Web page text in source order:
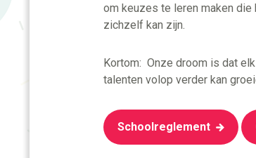
om keuzes te leren maken die
zichzelf kan zijn.
Kortom: Onze droom is dat
talenten volop verder kan
Schoolreglement